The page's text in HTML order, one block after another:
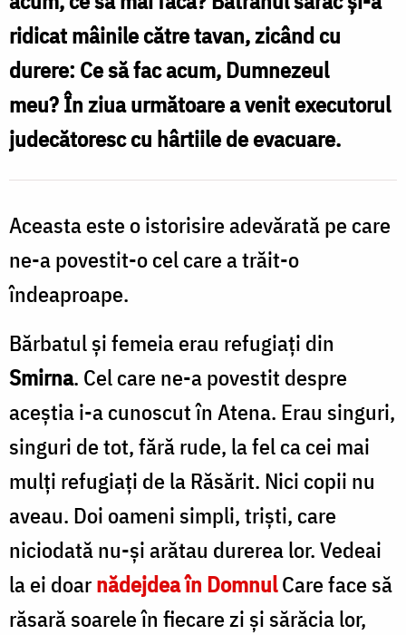
ce
au
primit
doi
bătrânei
Oana
Nechifor
ridicat mâinile către tavan, zicând cu
durere: Ce să fac acum, Dumnezeul
meu? În ziua următoare a venit executorul
judecătoresc cu hârtiile de evacuare.
Aceasta este o istorisire adevărată pe care
ne-a povestit-o cel care a trăit-o
îndeaproape.
Bărbatul și femeia erau refugiați din
Smirna. Cel care ne-a povestit despre
aceștia i-a cunoscut în Atena. Erau singuri,
singuri de tot, fără rude, la fel ca cei mai
mulți refugiați de la Răsărit. Nici copii nu
aveau. Doi oameni simpli, triști, care
niciodată nu-și arătau durerea lor. Vedeai
la ei doarnădejdea în DomnulCare face să
răsară soarele în fiecare zi și sărăcia lor,